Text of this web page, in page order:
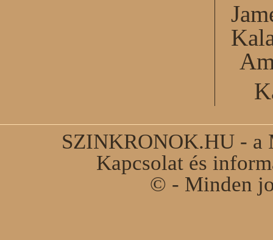
SZINKRONOK.HU - a
Kapcsolat és
© - Minden